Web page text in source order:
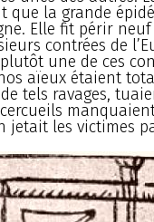
la grande
Elle fit périr
contrées de
une de ces
aïeux étaient
tels ravages,
jetait les victimes